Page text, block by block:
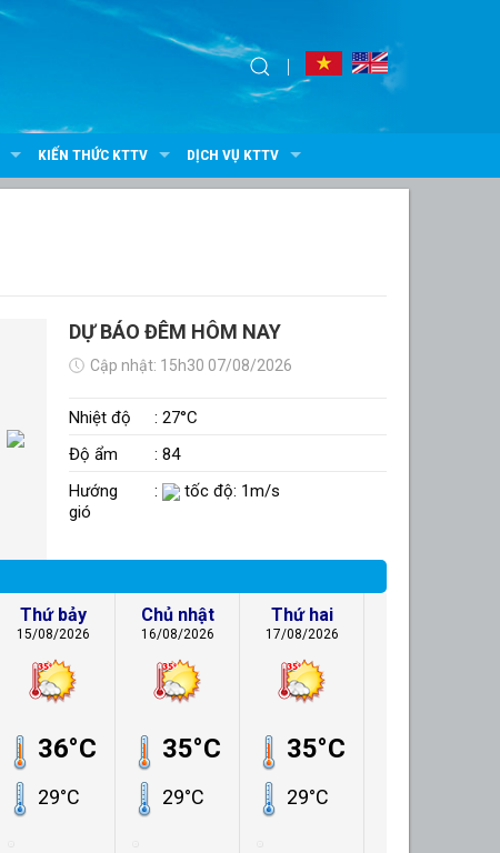
KIẾN THỨC KTTV DỊCH VỤ KTTV
DỰ BÁO ĐÊM HÔM NAY
Cập nhật: 15h30 07/08/2026
Nhiệt độ
: 27°C
Độ ẩm
: 84
Hướng
gió
: tốc độ: 1m/s
Thứ bảy
15/08/2026
36°C
29°C
Chủ nhật
16/08/2026
35°C
29°C
Thứ hai
17/08/2026
35°C
29°C